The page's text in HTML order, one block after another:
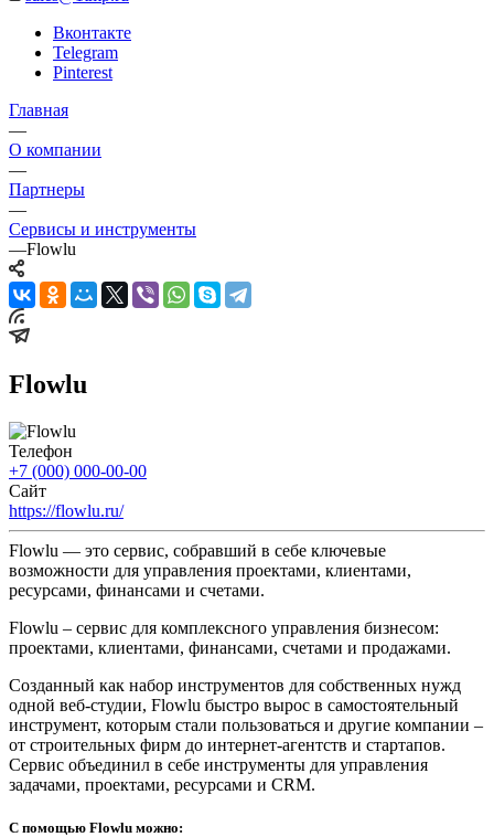
Вконтакте
Telegram
Pinterest
Главная
—
О компании
—
Партнеры
—
Сервисы и инструменты
—Flowlu
Flowlu
Телефон
+7 (000) 000-00-00
Сайт
https://flowlu.ru/
Flowlu — это сервис, собравший в себе ключевые
возможности для управления проектами, клиентами,
ресурсами, финансами и счетами.
Flowlu – сервис для комплексного управления бизнесом:
проектами, клиентами, финансами, счетами и продажами.
Созданный как набор инструментов для собственных нужд
одной веб-студии, Flowlu быстро вырос в самостоятельный
инструмент, которым стали пользоваться и другие компании –
от строительных фирм до интернет-агентств и стартапов.
Сервис объединил в себе инструменты для управления
задачами, проектами, ресурсами и CRM.
С помощью Flowlu можно: